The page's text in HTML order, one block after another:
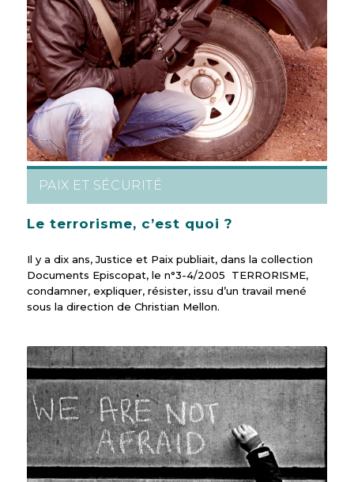
PAIX ET SÉCURITÉ
Le terrorisme, c’est quoi ?
Il y a dix ans, Justice et Paix publiait, dans la collection
Documents Episcopat, le n°3-4/2005 TERRORISME,
condamner, expliquer, résister, issu d’un travail mené
sous la direction de Christian Mellon.